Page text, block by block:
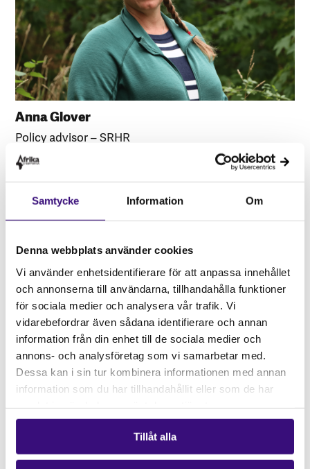
Samtycke Information Om
Denna webbplats använder cookies
Vi använder enhetsidentifierare för att anpassa innehållet
och annonserna till användarna, tillhandahålla funktioner
för sociala medier och analysera vår trafik. Vi
vidarebefordrar även sådana identifierare och annan
information från din enhet till de sociala medier och
annons- och analysföretag som vi samarbetar med.
Dessa kan i sin tur kombinera informationen med annan
information som du har tillhandahållit eller som de har
Tillåt alla
Anna Glover
Policy advisor – SRHR
Mobil:
E-post: anna.glover@afrikagrupperna.se
Boel Johnsson
Policy advisor – Natural resources, business &
human rights